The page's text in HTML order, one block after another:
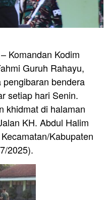
Komandan Kodim
Guruh Rahayu,
bendera
setiap hari Senin.
khidmat di halaman
KH. Abdul Halim
Kabupaten
2025).